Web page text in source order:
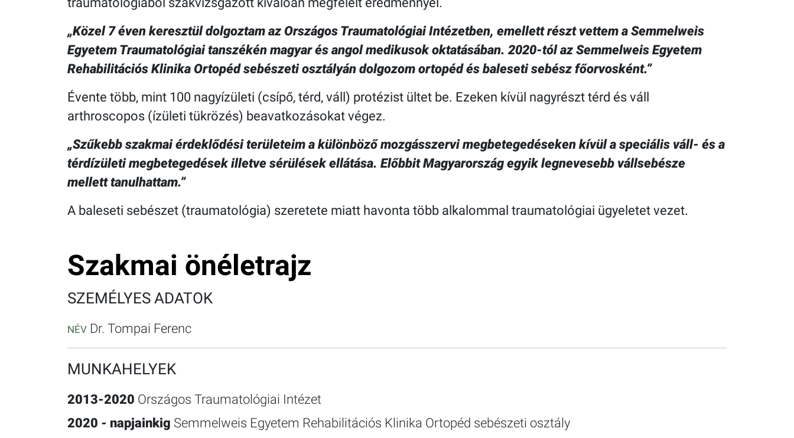
„Közel 7 éven keresztül dolgoztam az Országos Traumatológiai Intézetben, emellett részt vettem a Semmelweis
Egyetem Traumatológiai tanszékén magyar és angol medikusok oktatásában. 2020-tól az Semmelweis Egyetem
Rehabilitációs Klinika Ortopéd sebészeti osztályán dolgozom ortopéd és baleseti sebész főorvosként.”
Évente több, mint 100 nagyízületi (csípő, térd, váll) protézist ültet be. Ezeken kívül nagyrészt térd és váll
arthroscopos (ízületi tükrözés) beavatkozásokat végez.
„Szűkebb szakmai érdeklődési területeim a különböző mozgásszervi megbetegedéseken kívül a speciális váll- és a
térdízületi megbetegedések illetve sérülések ellátása. Előbbit Magyarország egyik legnevesebb vállsebésze
mellett tanulhattam.”
A baleseti sebészet (traumatológia) szeretete miatt havonta több alkalommal traumatológiai ügyeletet vezet.
Szakmai önéletrajz
SZEMÉLYES ADATOK
NÉV Dr. Tompai Ferenc
MUNKAHELYEK
2013-2020 Országos Traumatológiai Intézet
2020 - napjainkig Semmelweis Egyetem Rehabilitációs Klinika Ortopéd sebészeti osztály